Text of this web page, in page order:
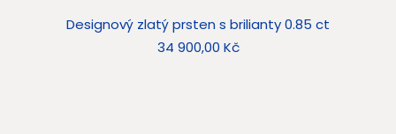
Designový zlatý prsten s brilianty 0.85 ct
Cena
34 900,00 Kč